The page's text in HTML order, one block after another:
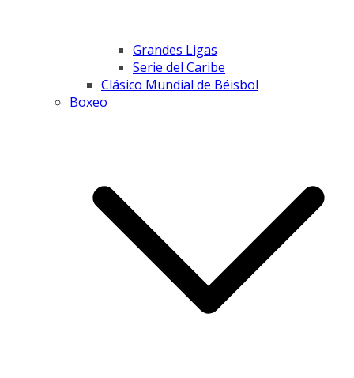
Grandes Ligas
Serie del Caribe
Clásico Mundial de Béisbol
Boxeo